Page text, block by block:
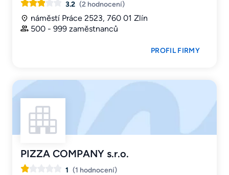
3.2 (2 hodnocení)
náměstí Práce 2523, 760 01 Zlín
500 - 999 zaměstnanců
PROFIL FIRMY
PIZZA COMPANY s.r.o.
1 (1 hodnocení)